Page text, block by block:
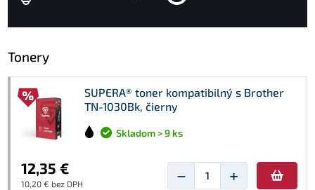
Tonery
SUPERA® toner kompatibilný s Brother
TN-1030Bk, čierny
Skladom > 9 ks
12,35 €
10,20 € bez DPH − +